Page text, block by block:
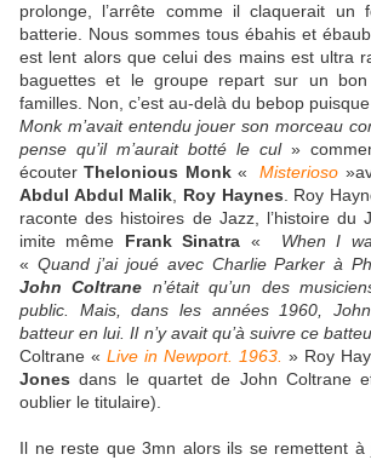
prolonge, l’arrête comme il claquerait un
batterie. Nous sommes tous ébahis et
est lent alors que celui des mains est ultra
baguettes et le groupe repart sur un
familles. Non, c’est au-delà du bebop puisque
Monk m’avait entendu jouer son morceau
pense qu’il m’aurait botté le cul»
écouterThelonious Monk«Misterioso
Abdul Abdul Malik
Roy Haynes . Roy
raconte des histoires de Jazz, l’histoire du
imite même Frank Sinatra « When I
« Quand j’ai joué avec Charlie Parker à
John Coltrane n’était qu’un des
public. Mais, dans les années 1960,
batteur en lui. Il n’y avait qu’à suivre ce
Coltrane « Live in Newport. 1963. » Roy
Jones dans le quartet de John Coltrane
oublier le titulaire).
Il ne reste que 3mn alors ils se remettent à